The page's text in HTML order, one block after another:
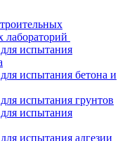
лабораторий
испытания
испытания бетона и
испытания грунтов
испытания
испытания адгезии